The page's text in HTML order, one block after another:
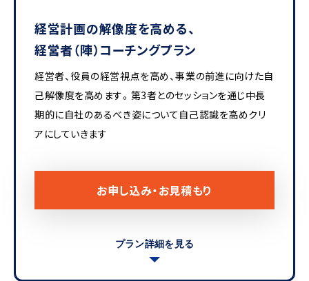
経営計画の解像度を高める、
経営者（陣）コーチングプラン
経営者、役員の経営視点を高め、事業の前進に向けた自
己解像度を高めます。第3者とのセッションを通じ中長
期的に自社のあるべき姿について自己認識を高めクリ
アにしていきます
お申し込み・お見積もり
プラン詳細を見る